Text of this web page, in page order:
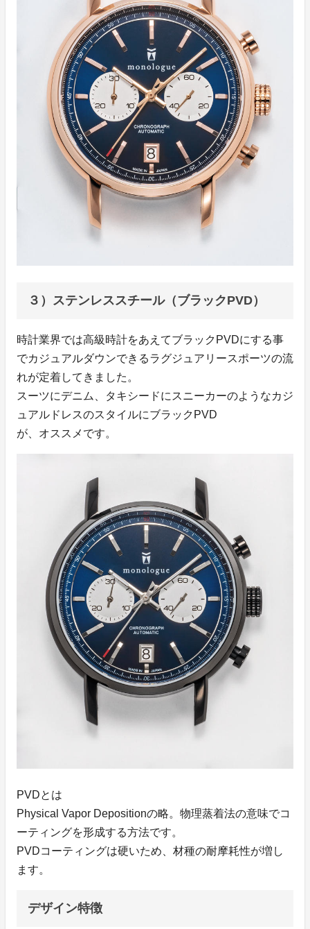
３）ステンレススチール（ブラックPVD）
時計業界では高級時計をあえてブラックPVDにする事
でカジュアルダウンできるラグジュアリースポーツの流
れが定着してきました。
スーツにデニム、タキシードにスニーカーのようなカジ
ュアルドレスのスタイルにブラックPVD
が、オススメです。
PVDとは
Physical Vapor Depositionの略。物理蒸着法の意味でコ
ーティングを形成する方法です。
PVDコーティングは硬いため、材種の耐摩耗性が増し
ます。
デザイン特徴